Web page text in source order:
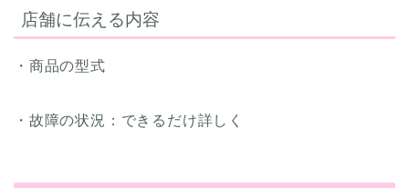
店舗に伝える内容
・商品の型式
・故障の状況：できるだけ詳しく